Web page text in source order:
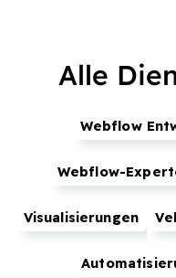
Alle
Webflow
Webflow-
Visualisierungen